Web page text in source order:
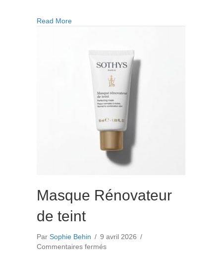
Read Moreabout Sérum Hydra-protecteur
Masque Rénovateur
de teint
Par Sophie Behin / 9 avril 2026 /
Commentaires ferméssur